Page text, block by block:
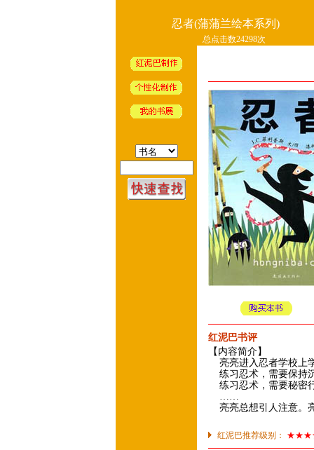
忍者(蒲蒲兰绘本系列)
总点击数24298次
红泥巴书评
【内容简介】
亮亮进入忍者学校上
练习忍术，需要保持
练习忍术，需要秘密
……
亮亮总想引人注意。
红泥巴推荐级别：